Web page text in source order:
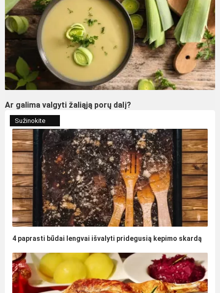
Ar galima valgyti žaliąją porų dalį?
Sužinokite
4 paprasti būdai lengvai išvalyti pridegusią kepimo skardą